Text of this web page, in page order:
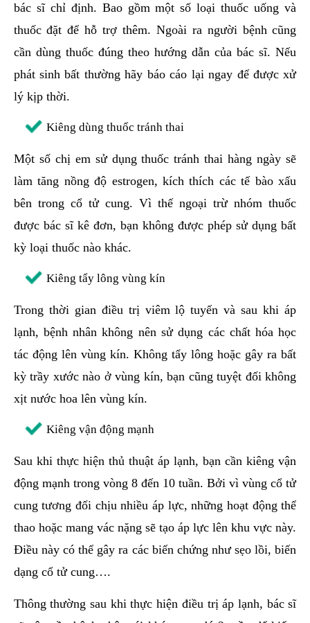
bác sĩ chỉ định. Bao gồm một số loại thuốc uống và
thuốc đặt để hỗ trợ thêm. Ngoài ra người bệnh cũng
cần dùng thuốc đúng theo hướng dẫn của bác sĩ. Nếu
phát sinh bất thường hãy báo cáo lại ngay để được xử
lý kịp thời.
Kiêng dùng thuốc tránh thai
Một số chị em sử dụng thuốc tránh thai hàng ngày sẽ
làm tăng nồng độ estrogen, kích thích các tế bào xấu
bên trong cổ tử cung. Vì thế ngoại trừ nhóm thuốc
được bác sĩ kê đơn, bạn không được phép sử dụng bất
kỳ loại thuốc nào khác.
Kiêng tẩy lông vùng kín
Trong thời gian điều trị viêm lộ tuyến và sau khi áp
lạnh, bệnh nhân không nên sử dụng các chất hóa học
tác động lên vùng kín. Không tẩy lông hoặc gây ra bất
kỳ trầy xước nào ở vùng kín, bạn cũng tuyệt đối không
xịt nước hoa lên vùng kín.
Kiêng vận động mạnh
Sau khi thực hiện thủ thuật áp lạnh, bạn cần kiêng vận
động mạnh trong vòng 8 đến 10 tuần. Bởi vì vùng cổ tử
cung tương đối chịu nhiều áp lực, những hoạt động thể
thao hoặc mang vác nặng sẽ tạo áp lực lên khu vực này.
Điều này có thể gây ra các biến chứng như sẹo lồi, biến
dạng cổ tử cung….
Thông thường sau khi thực hiện điều trị áp lạnh, bác sĩ